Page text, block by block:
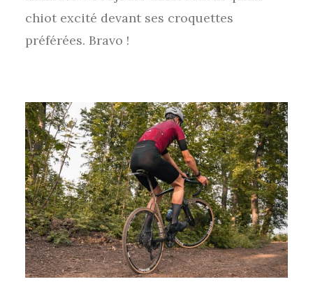
chiot excité devant ses croquettes
préférées. Bravo !